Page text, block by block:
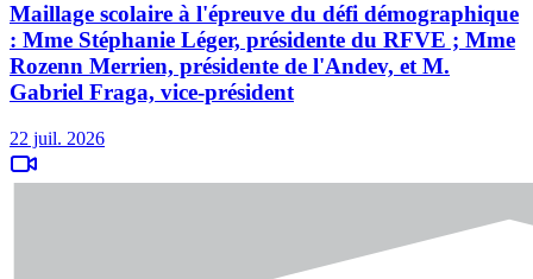
Maillage scolaire à l'épreuve du défi démographique
: Mme Stéphanie Léger, présidente du RFVE ; Mme
Rozenn Merrien, présidente de l'Andev, et M.
Gabriel Fraga, vice-président
22 juil. 2026